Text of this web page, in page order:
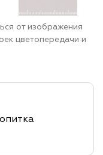
от изображения
цветопередачи и